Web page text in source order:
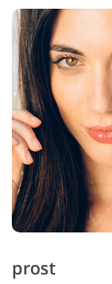
prost